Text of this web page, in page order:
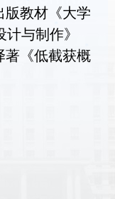
版教材《大学
与制作》
著《低截获概